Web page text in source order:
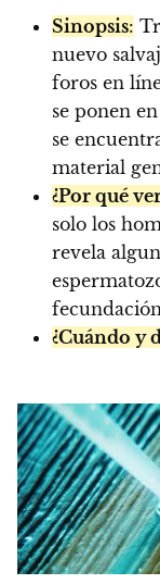
Sinopsis:
nuevo
foros en
se ponen
se
material
¿Por qué
solo los
revela
¿Cuándo y